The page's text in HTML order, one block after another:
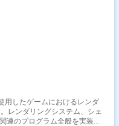
レンダリングシステム、シェ
連のプログラム全般を実装